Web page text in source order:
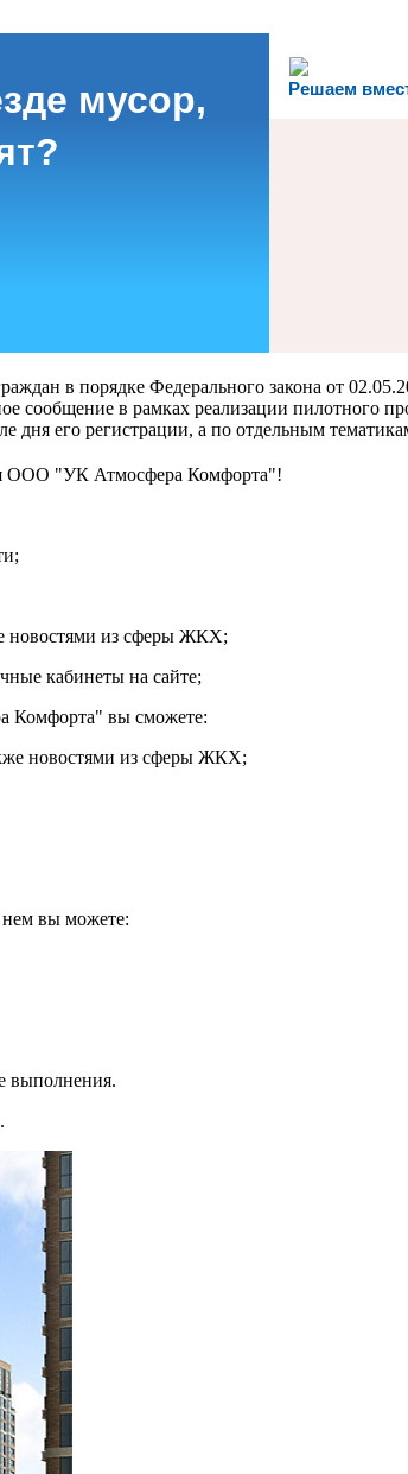
Решаем
мусор,
в порядке Федерального закона от
сообщение в рамках реализации пилотного
дня его регистрации, а по отдельным
ООО "УК Атмосфера Комфорта"!
новостями из сферы ЖКХ;
кабинеты на сайте;
Комфорта" вы сможете:
новостями из сферы ЖКХ;
нем вы можете:
выполнения.
.